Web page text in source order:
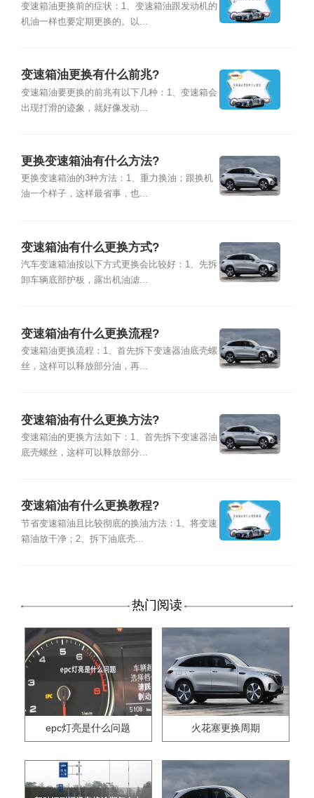
变速箱油更换前的症状：1、变速箱油跟发动机的
机油一样也要定期更换的。以...
变速箱油更换有什么前兆?
变速箱油要更换的前兆有以下几种：1、变速箱会
出现打滑的迹象，就好像发动...
更换变速箱油有什么方法?
更换变速箱油的3种方法：1、重力换油；跟换机
油一个样子，这样最省事，也...
变速箱油有什么更换方式?
汽车变速箱油按以下方式更换会比较好：1、先拆
卸车辆底部护板，露出机油滤...
变速箱油有什么更换流程?
变速箱油更换流程：1、首先拆下变速器油底壳螺
丝，这样可以释放部分油，再...
变速箱油有什么更换方法?
变速箱油的更换方法如下：1、首先拆下变速器油
底壳螺丝，这样可以释放部分...
变速箱油有什么更换教程?
节省变速箱油且比较彻底的换油方法：1、将变速
箱油放干净；2、拆下油底壳...
热门阅读
epc灯亮是什么问题 火花塞更换周期